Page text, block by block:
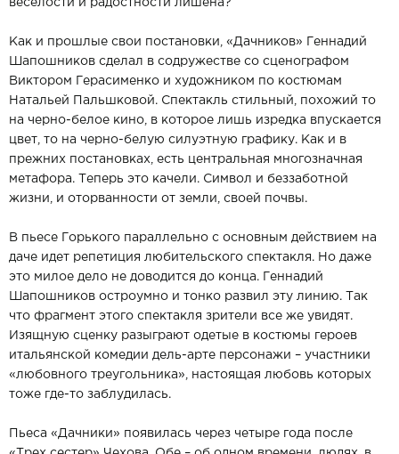
веселости и радостности лишена?
Как и прошлые свои постановки, «Дачников» Геннадий
Шапошников сделал в содружестве со сценографом
Виктором Герасименко и художником по костюмам
Натальей Пальшковой. Спектакль стильный, похожий то
на черно-белое кино, в которое лишь изредка впускается
цвет, то на черно-белую силуэтную графику. Как и в
прежних постановках, есть центральная многозначная
метафора. Теперь это качели. Символ и беззаботной
жизни, и оторванности от земли, своей почвы.
В пьесе Горького параллельно с основным действием на
даче идет репетиция любительского спектакля. Но даже
это милое дело не доводится до конца. Геннадий
Шапошников остроумно и тонко развил эту линию. Так
что фрагмент этого спектакля зрители все же увидят.
Изящную сценку разыграют одетые в костюмы героев
итальянской комедии дель-арте персонажи – участники
«любовного треугольника», настоящая любовь которых
тоже где-то заблудилась.
Пьеса «Дачники» появилась через четыре года после